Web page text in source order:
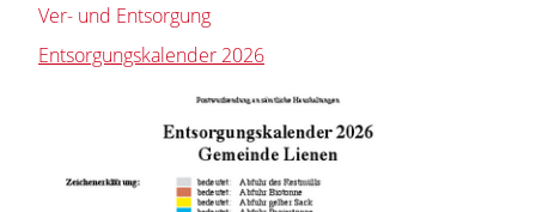
Ver- und Entsorgung
Entsorgungskalender 2026